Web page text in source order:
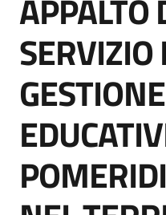
acquisto
Supporto
Piattaforme
telematiche
APPALTO
SERVIZIO